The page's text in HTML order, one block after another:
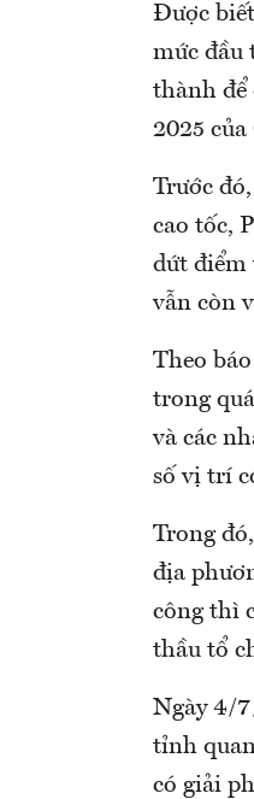
Được
mức đầu
thành để
2025
Trước
cao tốc,
dứt điểm
vẫn còn
Theo
trong
và các
số vị trí
Trong
địa
công thì
thầu tổ
Ngày 4/
tỉnh
có giải